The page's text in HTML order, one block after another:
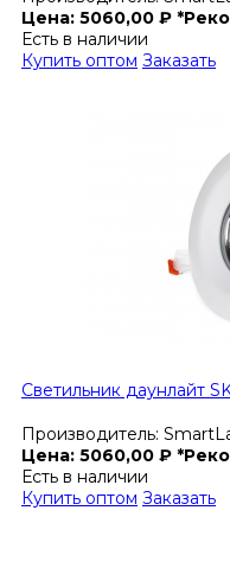
Цена: 5060,00 ₽
Есть в наличии
Купить оптом Заказать
Светильник даунлайт
Производитель:
Цена: 5060,00 ₽
Есть в наличии
Купить оптом Заказать